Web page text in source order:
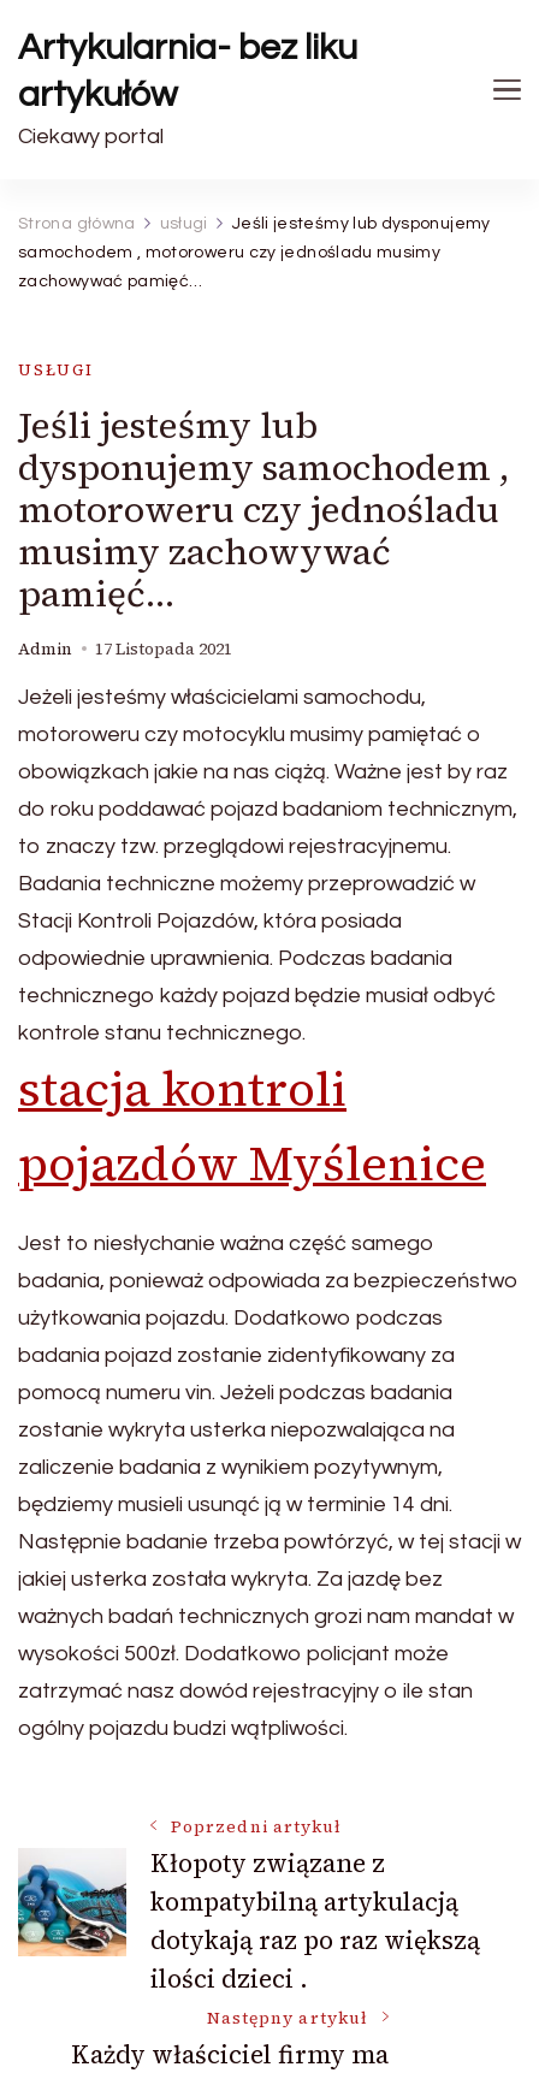
Artykularnia- bez liku
artykułów
Ciekawy portal
Strona główna usługi
Jeśli jesteśmy lub dysponujemy
samochodem , motoroweru czy jednośladu musimy
zachowywać pamięć…
USŁUGI
Jeśli jesteśmy lub
dysponujemy samochodem ,
motoroweru czy jednośladu
musimy zachowywać
pamięć…
Admin 17 Listopada 2021
Jeżeli jesteśmy właścicielami samochodu,
motoroweru czy motocyklu musimy pamiętać o
obowiązkach jakie na nas ciążą. Ważne jest by raz
do roku poddawać pojazd badaniom technicznym,
to znaczy tzw. przeglądowi rejestracyjnemu.
Badania techniczne możemy przeprowadzić w
Stacji Kontroli Pojazdów, która posiada
odpowiednie uprawnienia. Podczas badania
technicznego każdy pojazd będzie musiał odbyć
kontrole stanu technicznego.
stacja kontroli
pojazdów Myślenice
Jest to niesłychanie ważna część samego
badania, ponieważ odpowiada za bezpieczeństwo
użytkowania pojazdu. Dodatkowo podczas
badania pojazd zostanie zidentyfikowany za
pomocą numeru vin. Jeżeli podczas badania
zostanie wykryta usterka niepozwalająca na
zaliczenie badania z wynikiem pozytywnym,
będziemy musieli usunąć ją w terminie 14 dni.
Następnie badanie trzeba powtórzyć, w tej stacji w
jakiej usterka została wykryta. Za jazdę bez
ważnych badań technicznych grozi nam mandat w
wysokości 500zł. Dodatkowo policjant może
zatrzymać nasz dowód rejestracyjny o ile stan
ogólny pojazdu budzi wątpliwości.
Nawigacja
wpisu
Poprzedni artykuł
Kłopoty związane z
kompatybilną artykulacją
dotykają raz po raz większą
ilości dzieci .
Następny artykuł
Każdy właściciel firmy ma